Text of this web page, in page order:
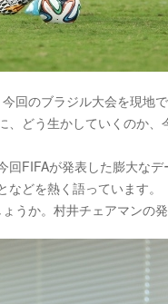
回のブラジル大会を現地
どう生かしていくのか
FIFAが発表した膨大な
どを熱く語っています。
か。村井チェアマンの